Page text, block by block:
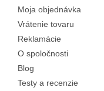
Moja objednávka
Vrátenie tovaru
Reklamácie
O spoločnosti
Blog
Testy a recenzie